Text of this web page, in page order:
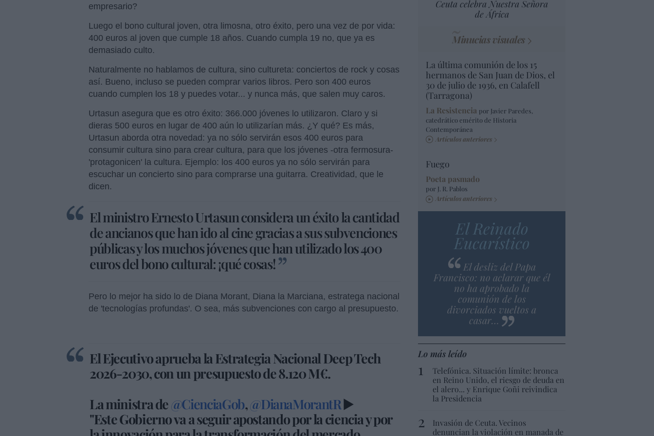
empresario?
Luego el bono cultural joven, otra limosna, otro éxito, pero una vez de por vida:
400 euros al joven que cumple 18 años. Cuando cumpla 19 no, que ya es
demasiado culto.
Naturalmente no hablamos de cultura, sino cultureta: conciertos de rock y cosas
así. Bueno, incluso se pueden comprar varios libros. Pero son 400 euros
cuando cumplen los 18 y puedes votar... y nunca más, que salen muy caros.
Urtasun asegura que es otro éxito: 366.000 jóvenes lo utilizaron. Claro y si
dieras 500 euros en lugar de 400 aún lo utilizarían más. ¿Y qué? Es más,
Urtasun aborda otra novedad: ya no sólo servirán esos 400 euros para
consumir cultura sino para crear cultura, para que los jóvenes -otra fermosura-
'protagonicen' la cultura. Ejemplo: los 400 euros ya no sólo servirán para
escuchar un concierto sino para comprarse una guitarra. Creatividad, que le
dicen.
El ministro Ernesto Urtasun considera un éxito la cantidad
de ancianos que han ido al cine gracias a sus subvenciones
públicas y los muchos jóvenes que han utilizado los 400
euros del bono cultural: ¡qué cosas!
Pero lo mejor ha sido lo de Diana Morant, Diana la Marciana, estratega nacional
de 'tecnologías profundas'. O sea, más subvenciones con cargo al presupuesto.
El Ejecutivo aprueba la Estrategia Nacional Deep Tech
2026-2030, con un presupuesto de 8.120 M€.
La ministra de@CienciaGob,@DianaMorantR▶️
"Este Gobierno va a seguir apostando por la ciencia y por
Ceuta celebra Nuestra Señora
de África
Minucias visuales
La última comunión de los 15
hermanos de San Juan de Dios, el
30 de julio de 1936, en Calafell
(Tarragona)
La Resistencia por Javier Paredes,
catedrático emérito de Historia
Contemporánea
Artículos anteriores
Fuego
Poeta pasmado
por J. R. Pablos
Artículos anteriores
El Reinado
Eucarístico
El desliz del Papa
Francisco: no aclarar que él
no ha aprobado la
comunión de los
divorciados vueltos a
casar…
Lo más leído
Telefónica. Situación límite: bronca
en Reino Unido, el riesgo de deuda en
el alero... y Enrique Goñi reivindica
la Presidencia
Invasión de Ceuta. Vecinos
denuncian la violación en manada de